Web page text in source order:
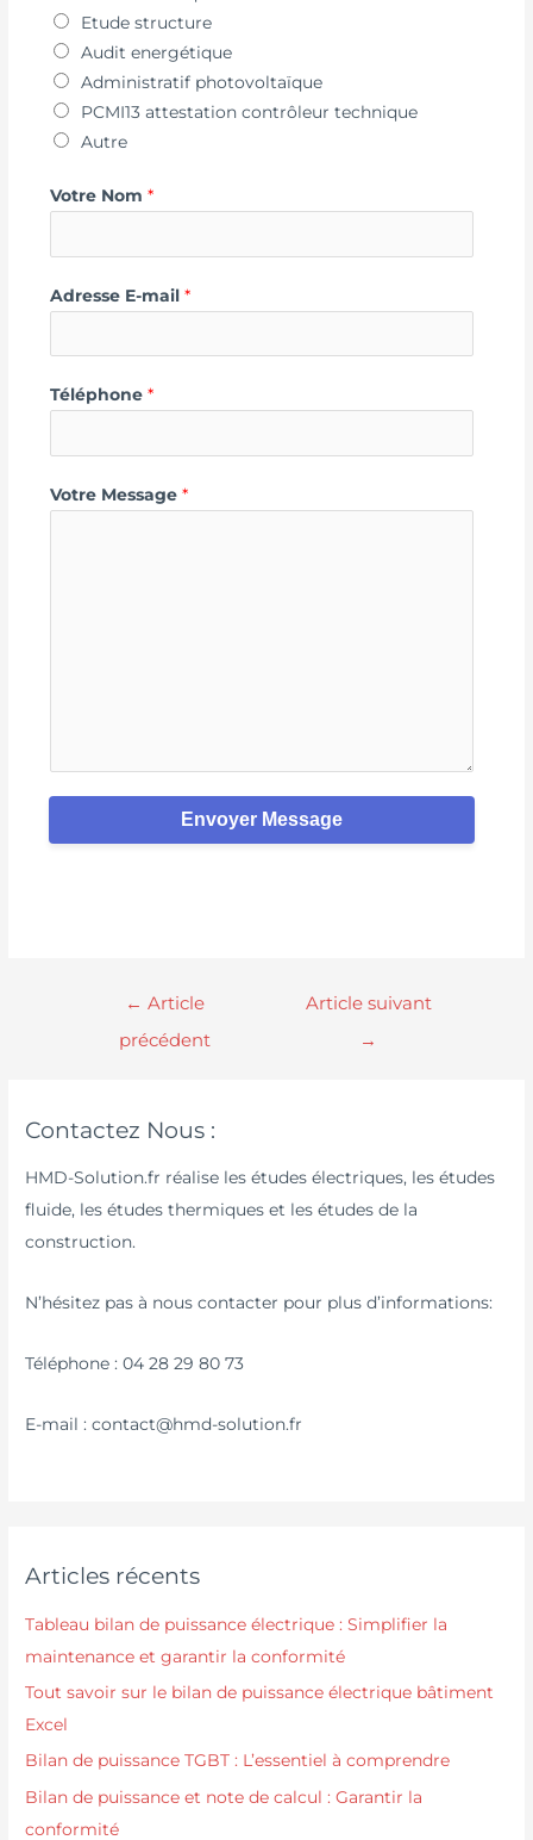
Etude structure
Audit energétique
Administratif photovoltaïque
PCMI13 attestation contrôleur technique
Autre
Votre Nom*
Adresse E-mail*
Téléphone*
Votre Message*
Envoyer Message
← Article
précédent
Article suivant
→
Contactez Nous :
HMD-Solution.fr réalise les études électriques, les études
fluide, les études thermiques et les études de la
construction.
N’hésitez pas à nous contacter pour plus d’informations:
Téléphone : 04 28 29 80 73
E-mail : contact@hmd-solution.fr
Articles récents
Tableau bilan de puissance électrique : Simplifier la
maintenance et garantir la conformité
Tout savoir sur le bilan de puissance électrique bâtiment
Excel
Bilan de puissance TGBT : L’essentiel à comprendre
Bilan de puissance et note de calcul : Garantir la
conformité